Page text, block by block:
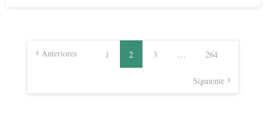
Anteriores 1 2 3 … 264
Siguiente